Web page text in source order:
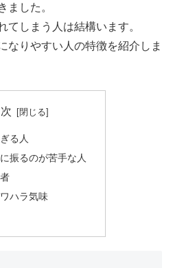
ました。
てしまう人は結構います。
なりやすい人の特徴を紹介しま
る人
振るのが苦手な人
ワハラ気味